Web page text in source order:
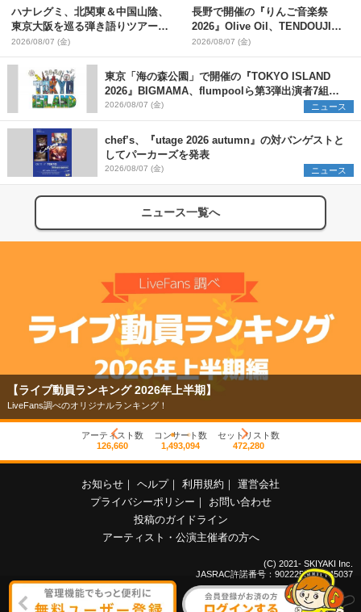
ハナレグミ、北関東＆中国山陰、
東京大阪を巡る弾き語りツアー10
月より開催決定
2026/08/07 (金)
長野で開催の『りんご音楽祭
2026』Olive Oil、TENDOUJIら
第11弾出演アーティスト（16組）
を発表
2026/08/07 (金)
東京「海の森公園」で開催の『TOKYO ISLAND
2026』BIGMAMA、flumpoolら第3弾出演者7組を
発表 ワークショップ・アート出展者を募集
2026/08/07 (金) ニュース
chef’s、『utage 2026 autumn』の対バンゲストと
してパーカーズを発表
2026/08/07 (金) ニュース
ニュース一覧へ
【ライブ動員ランキング 2026年上半期】
LiveFans調べのオリジナルランキング！
アーティスト数
126,660
コンサート数
1,493,094
セットリスト数
472,280
お知らせ ｜ ヘルプ｜ 利用規約 ｜ 運営会社
プライバシーポリシー ｜
お問い合わせ
投稿のガイドライン
アーティスト・公演主催者の方へ
(C) 2021- SKIYAKI Inc.
JASRAC許諾番号：9022255001Y45037